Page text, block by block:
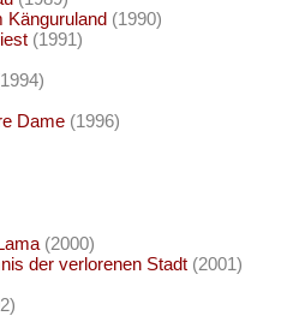
Känguruland (1990)
(1991)
Dame (1996)
(2000)
der verlorenen Stadt (2001)